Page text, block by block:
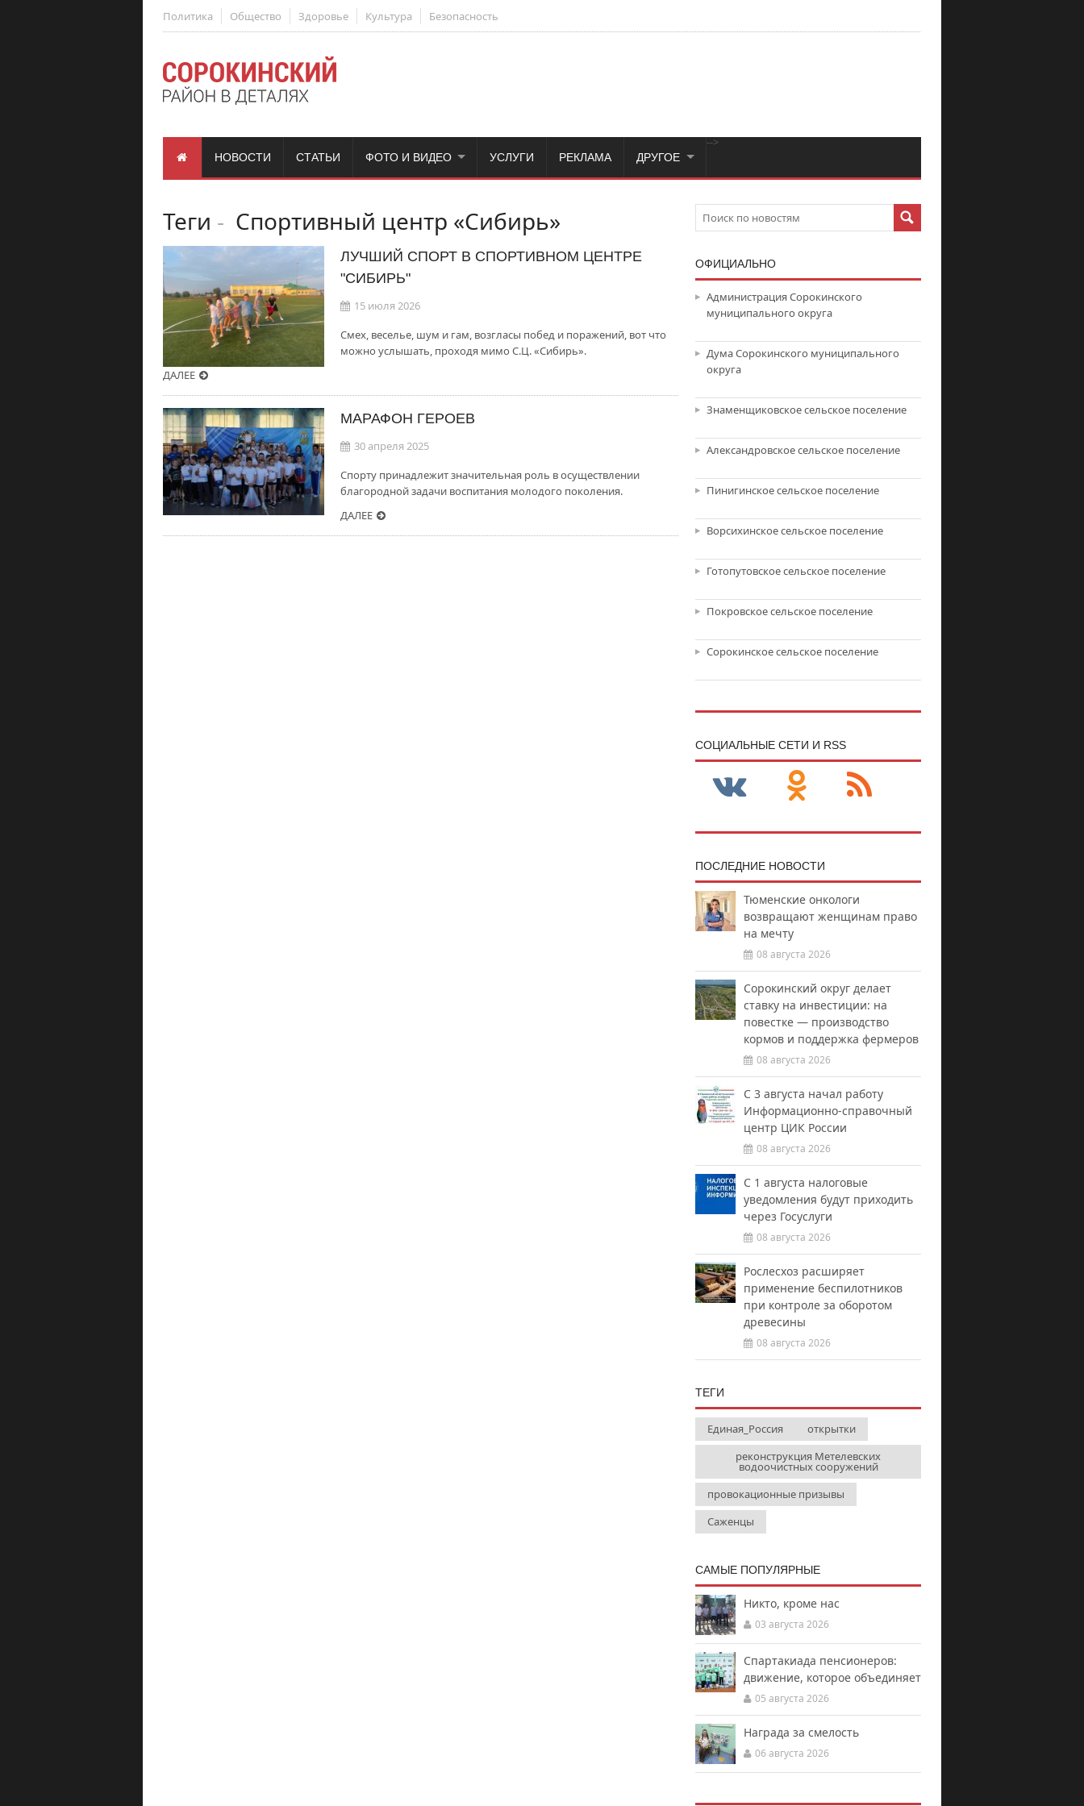
Политика Общество Здоровье Культура Безопасность
НОВОСТИ СТАТЬИ
-->
ФОТО И ВИДЕО УСЛУГИ РЕКЛАМА ДРУГОЕ
Теги - Спортивный центр «Сибирь»
ЛУЧШИЙ СПОРТ В СПОРТИВНОМ ЦЕНТРЕ
"СИБИРЬ"
15 июля 2026
Смех, веселье, шум и гам, возгласы побед и поражений, вот что
можно услышать, проходя мимо С.Ц. «Сибирь».
ДАЛЕЕ
МАРАФОН ГЕРОЕВ
30 апреля 2025
Спорту принадлежит значительная роль в осуществлении
благородной задачи воспитания молодого поколения.
ДАЛЕЕ
ОФИЦИАЛЬНО
Администрация Сорокинского
муниципального округа
Дума Сорокинского муниципального
округа
Знаменщиковское сельское поселение
Александровское сельское поселение
Пинигинское сельское поселение
Ворсихинское сельское поселение
Готопутовское сельское поселение
Покровское сельское поселение
Сорокинское сельское поселение
CОЦИАЛЬНЫЕ СЕТИ И RSS
ПОСЛЕДНИЕ НОВОСТИ
Тюменские онкологи
возвращают женщинам право
на мечту
08 августа 2026
Сорокинский округ делает
ставку на инвестиции: на
повестке — производство
кормов и поддержка фермеров
08 августа 2026
С 3 августа начал работу
Информационно-справочный
центр ЦИК России
08 августа 2026
С 1 августа налоговые
уведомления будут приходить
через Госуслуги
08 августа 2026
Рослесхоз расширяет
применение беспилотников
при контроле за оборотом
древесины
08 августа 2026
ТЕГИ
Единая_Россия
открытки
реконструкция Метелевских
водоочистных сооружений
провокационные призывы
Саженцы
САМЫЕ ПОПУЛЯРНЫЕ
Никто, кроме нас
03 августа 2026
Спартакиада пенсионеров:
движение, которое объединяет
05 августа 2026
Награда за смелость
06 августа 2026